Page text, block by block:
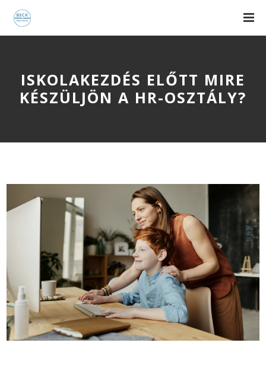
ISKOLAKEZDÉS ELŐTT MIRE
KÉSZÜLJÖN A HR-OSZTÁLY?